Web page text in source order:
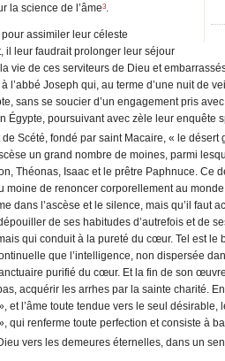
la science de l’âme3.
assimiler leur céleste
il leur faudrait prolonger leur séjour
vie de ces serviteurs de Dieu et
l’abbé Joseph qui, au terme d’une nuit de
sans se soucier d’un engagement pris
Égypte, poursuivant avec zèle leur enquête
Scété, fondé par saint Macaire, « le désert
un grand nombre de moines, parmi
Théonas, Isaac et le prêtre Paphnuce. Ce
moine de renoncer corporellement au
dans l’ascèse et le silence, mais qu’il faut
de ses habitudes d’autrefois et de
qui conduit à la pureté du cœur. Tel est le
que l’intelligence, non dispersée
purifié du cœur. Et la fin de son
acquérir les arrhes par la sainte charité.
et l’âme toute tendue vers le seul
qui renferme toute perfection et consiste à
vers les demeures éternelles, dans un